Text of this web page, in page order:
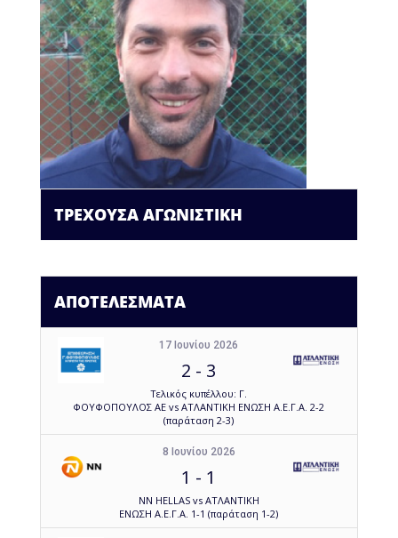
ΤΡΕΧΟΥΣΑ ΑΓΩΝΙΣΤΙΚΗ
ΑΠΟΤΕΛΕΣΜΑΤΑ
17 Ιουνίου 2026
2 - 3
Τελικός κυπέλλου: Γ.
ΦΟΥΦΟΠΟΥΛΟΣ ΑΕ vs ΑΤΛΑΝΤΙΚΗ ΕΝΩΣΗ Α.Ε.Γ.Α. 2-2
(παράταση 2-3)
8 Ιουνίου 2026
1 - 1
NN HELLAS vs ΑΤΛΑΝΤΙΚΗ
ΕΝΩΣΗ Α.Ε.Γ.Α. 1-1 (παράταση 1-2)